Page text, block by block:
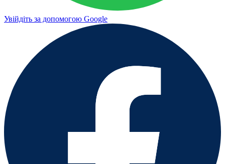
Увійдіть за допомогою Google